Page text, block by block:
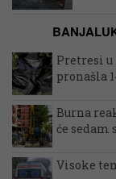
Pretresi
pronašla
Burna
će sedam
Visoke